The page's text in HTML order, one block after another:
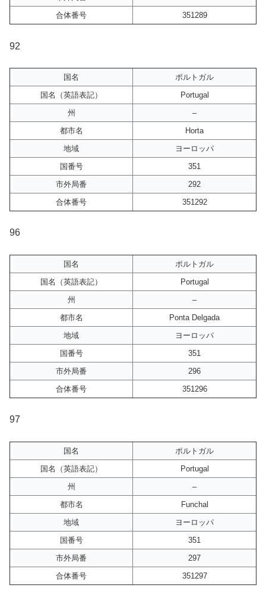
合体番号
351289
92
国名
ポルトガル
国名（英語表記）
Portugal
州
–
都市名
Horta
地域
ヨーロッパ
国番号
351
市外局番
292
合体番号
351292
96
国名
ポルトガル
国名（英語表記）
Portugal
州
–
都市名
Ponta Delgada
地域
ヨーロッパ
国番号
351
市外局番
296
合体番号
351296
97
国名
ポルトガル
国名（英語表記）
Portugal
州
–
都市名
Funchal
地域
ヨーロッパ
国番号
351
市外局番
297
合体番号
351297